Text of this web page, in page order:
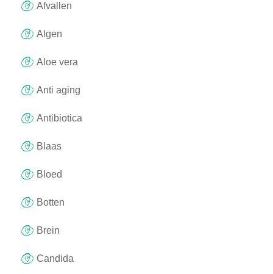
Afvallen
Algen
Aloe vera
Anti aging
Antibiotica
Blaas
Bloed
Botten
Brein
Candida